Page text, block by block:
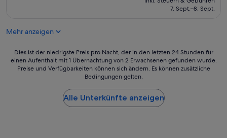
l
beträgt
7. Sept.–8. Sept.
Mehr anzeigen
Dies
ist
Dies ist der niedrigste Preis pro Nacht, der in den letzten 24 Stunden für
einen Aufenthalt mit 1 Übernachtung von 2 Erwachsenen gefunden wurde.
Preise und Verfügbarkeiten können sich ändern. Es können zusätzliche
Bedingungen gelten.
Alle Unterkünfte anzeigen